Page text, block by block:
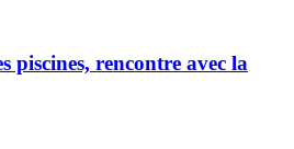
piscines, rencontre avec la